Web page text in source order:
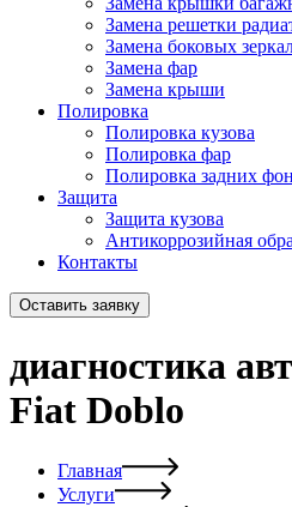
Замена решетки
Замена боковых
Замена фар
Замена крыши
Полировка
Полировка кузова
Полировка фар
Полировка задних
Защита
Защита кузова
Антикоррозийная
Контакты
Оставить заявку
диагностика
Fiat Doblo
Главная
Услуги